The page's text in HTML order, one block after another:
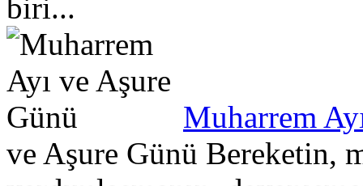
biri...
Muharrem
ve Aşure Günü Bereketin,